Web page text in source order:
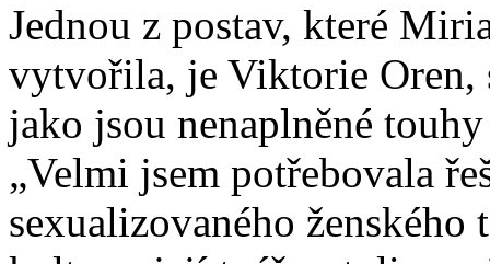
Jednou z postav, které
vytvořila, je Viktorie Oren,
jako jsou nenaplněné
„Velmi jsem potřebovala
sexualizovaného